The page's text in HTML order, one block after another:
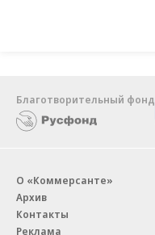
Благотворительный фонд
О «Коммерсанте»
Архив
Контакты
Реклама